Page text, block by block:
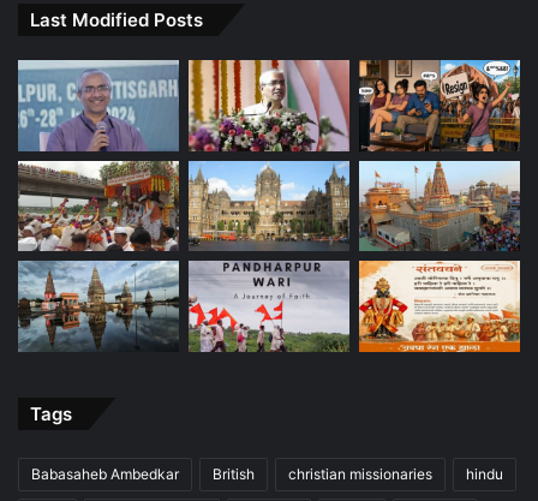
Last Modified Posts
Tags
Babasaheb Ambedkar British christian missionaries hindu